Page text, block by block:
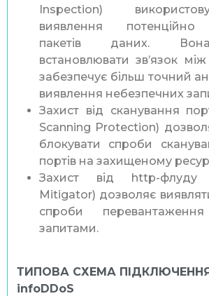
Inspection)
виявлення потенційно
пакетів даних.
встановлювати зв’язок
забезпечує більш точний
виявлення небезпечних
Захист від сканування
Scanning Protection)
блокувати спроби
портів на захищеному
Захист від http-флуду
Mitigator) дозволяє
спроби
запитами.
ТИПОВА СХЕМА
infoDDoS